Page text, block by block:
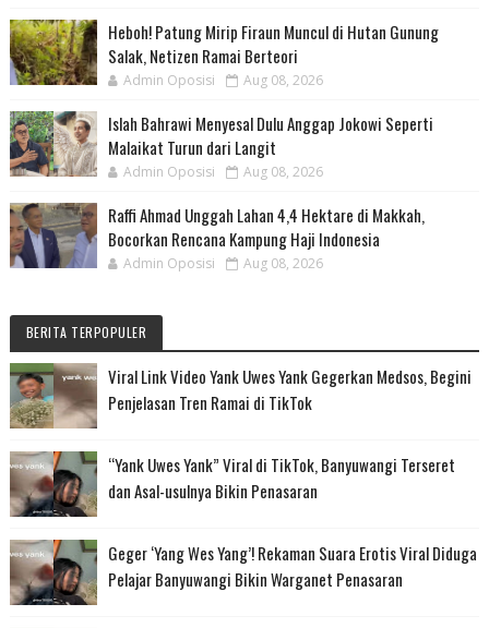
Heboh! Patung Mirip Firaun Muncul di Hutan Gunung
Salak, Netizen Ramai Berteori
Admin Oposisi Aug 08, 2026
Islah Bahrawi Menyesal Dulu Anggap Jokowi Seperti
Malaikat Turun dari Langit
Admin Oposisi Aug 08, 2026
Raffi Ahmad Unggah Lahan 4,4 Hektare di Makkah,
Bocorkan Rencana Kampung Haji Indonesia
Admin Oposisi Aug 08, 2026
BERITA TERPOPULER
Viral Link Video Yank Uwes Yank Gegerkan Medsos, Begini
Penjelasan Tren Ramai di TikTok
“Yank Uwes Yank” Viral di TikTok, Banyuwangi Terseret
dan Asal-usulnya Bikin Penasaran
Geger ‘Yang Wes Yang’! Rekaman Suara Erotis Viral Diduga
Pelajar Banyuwangi Bikin Warganet Penasaran